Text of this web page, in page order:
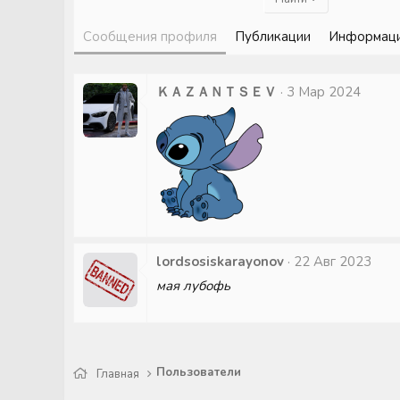
Сообщения профиля Публикации
ＫＡＺＡＮＴＳＥＶ 3 Мар 2024
lordsosiskarayonov 22 Авг 2023
мая лубофь
Главная Пользователи